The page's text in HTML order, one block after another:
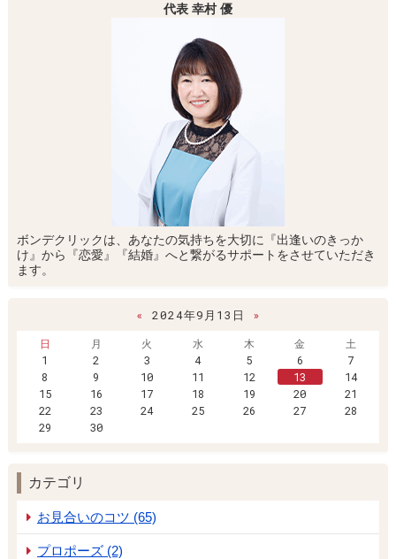
代表 幸村 優
ボンデクリックは、あなたの気持ちを大切に『出逢いのきっか
け』から『恋愛』『結婚』へと繋がるサポートをさせていただき
ます。
« 2024年9月13日
»
日
月 火 水 木 金
土
1
2 3 4 5 6
7
8
9 10 11 12 13
14
15
16 17 18 19 20
21
22
23 24 25 26 27
28
29
30
カテゴリ
お見合いのコツ (65)
プロポーズ (2)